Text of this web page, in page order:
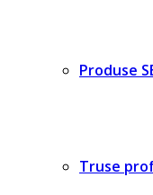
Produse
Truse